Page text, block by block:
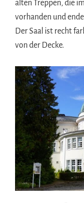
alten Treppen, die
vorhanden und
Der Saal ist recht
von der Decke.